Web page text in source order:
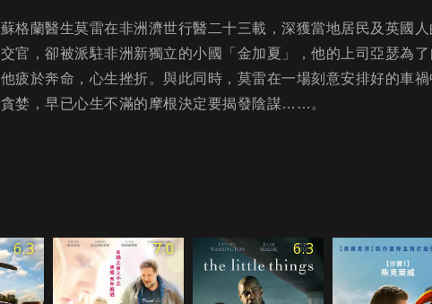
蘇格蘭醫生莫雷在非洲濟世行醫二十三載，深獲當地居民及英國
交官，卻被派駐非洲新獨立的小國「金加夏」，他的上司亞瑟為
他疲於奔命，心生挫折。與此同時，莫雷在一場刻意安排好的車
貪婪，早已心生不滿的摩根決定要揭發陰謀……。
6.3 7.0 6.3